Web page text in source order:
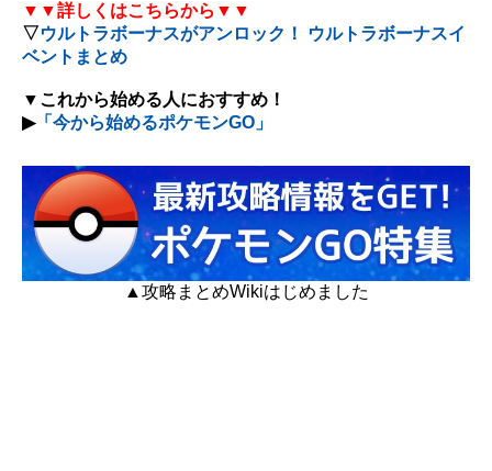
▼▼詳しくはこちらから▼▼
▽ウルトラボーナスがアンロック！ ウルトラボーナスイ
ベントまとめ
▼これから始める人におすすめ！
▶「今から始めるポケモンGO」
▲攻略まとめWikiはじめました